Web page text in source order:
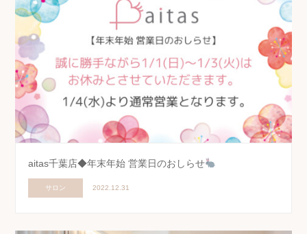
aitas千葉店◆年末年始 営業日のおしらせ
サロン 2022.12.31